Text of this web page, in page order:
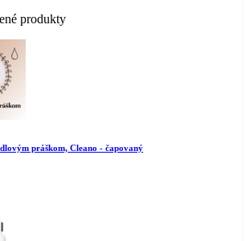
produkty
práškom, Cleano - čapovaný